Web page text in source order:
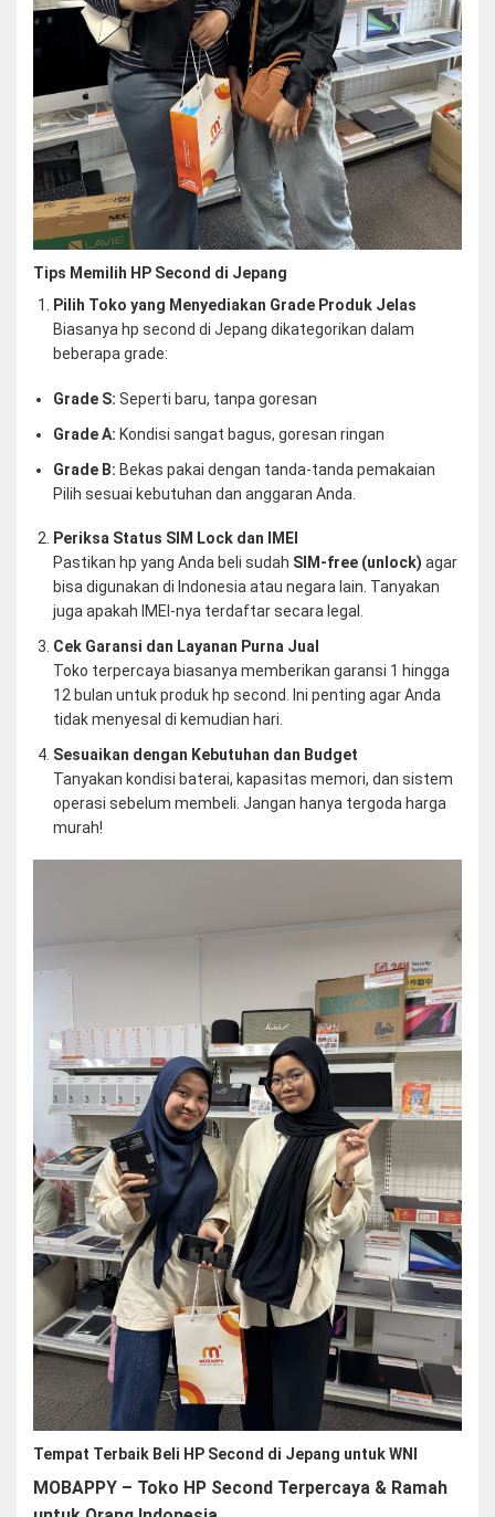
Tips Memilih HP Second di Jepang
Pilih Toko yang Menyediakan Grade Produk Jelas
Biasanya hp second di Jepang dikategorikan dalam
beberapa grade:
Grade S: Seperti baru, tanpa goresan
Grade A: Kondisi sangat bagus, goresan ringan
Grade B: Bekas pakai dengan tanda-tanda pemakaian
Pilih sesuai kebutuhan dan anggaran Anda.
Periksa Status SIM Lock dan IMEI
Pastikan hp yang Anda beli sudah SIM-free (unlock) agar
bisa digunakan di Indonesia atau negara lain. Tanyakan
juga apakah IMEI-nya terdaftar secara legal.
Cek Garansi dan Layanan Purna Jual
Toko terpercaya biasanya memberikan garansi 1 hingga
12 bulan untuk produk hp second. Ini penting agar Anda
tidak menyesal di kemudian hari.
Sesuaikan dengan Kebutuhan dan Budget
Tanyakan kondisi baterai, kapasitas memori, dan sistem
operasi sebelum membeli. Jangan hanya tergoda harga
murah!
Tempat Terbaik Beli HP Second di Jepang untuk WNI
MOBAPPY – Toko HP Second Terpercaya & Ramah